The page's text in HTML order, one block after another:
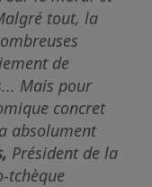
tout, la
de
Mais pour
concret
absolument
Président de la
tchèque